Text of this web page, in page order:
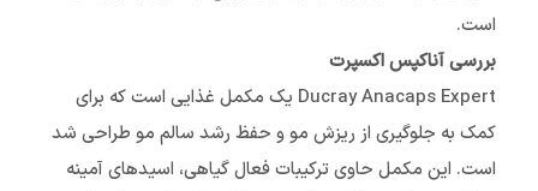
است.
بررسی آناکپس اکسپرت
Ducray Anacaps Expert یک مکمل غذایی است که برای
کمک به جلوگیری از ریزش مو و حفظ رشد سالم مو طراحی شد
است. این مکمل حاوی ترکیبات فعال گیاهی، اسیدهای آمینه